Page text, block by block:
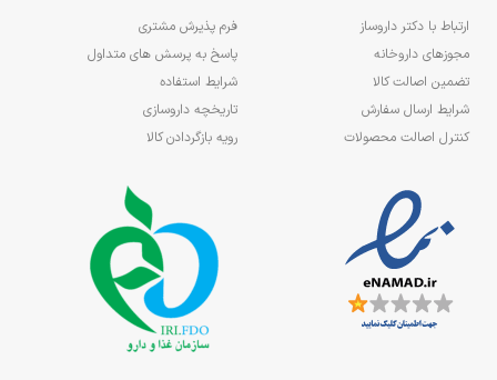
ارتباط با دکتر داروساز
مجوزهای داروخانه
تضمین اصالت کالا
شرایط ارسال سفارش
کنترل اصالت محصولات
فرم پذیرش مشتری
پاسخ به پرسش های متداول
شرایط استفاده
تاریخچه داروسازی
رویه بازگردادن کالا